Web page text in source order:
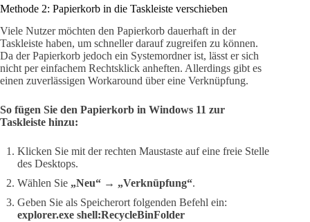
Methode 2: Papierkorb in die Taskleiste verschieben
Viele Nutzer möchten den Papierkorb dauerhaft in der
Taskleiste haben, um schneller darauf zugreifen zu können.
Da der Papierkorb jedoch ein Systemordner ist, lässt er sich
nicht per einfachem Rechtsklick anheften. Allerdings gibt es
einen zuverlässigen Workaround über eine Verknüpfung.
So fügen Sie den Papierkorb in Windows 11 zur
Taskleiste hinzu:
Klicken Sie mit der rechten Maustaste auf eine freie Stelle
des Desktops.
Wählen Sie „Neu“ → „Verknüpfung“.
Geben Sie als Speicherort folgenden Befehl ein:
explorer.exe shell:RecycleBinFolder